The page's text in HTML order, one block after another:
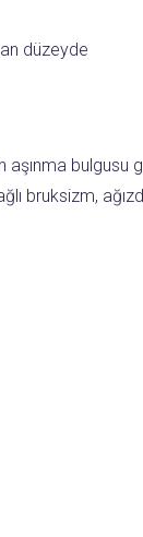
düzeyde
aşınma bulgusu
bruksizm,